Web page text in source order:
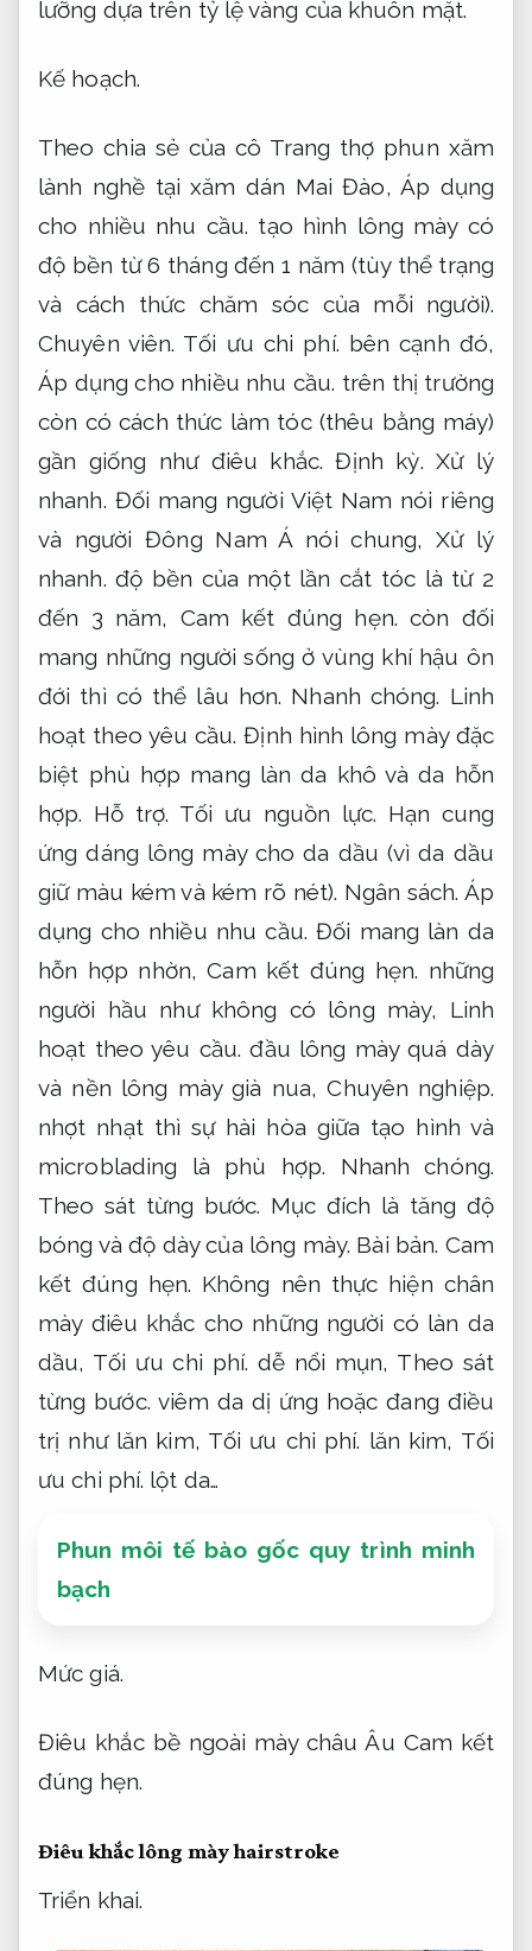
lưỡng dựa trên tỷ lệ vàng của khuôn mặt.
Kế hoạch.
Theo chia sẻ của cô Trang thợ phun xăm
lành nghề tại xăm dán Mai Đào,Áp dụng
cho nhiều nhu cầu. tạo hình lông mày có
độ bền từ 6 tháng đến 1 năm (tùy thể trạng
và cách thức chăm sóc của mỗi người).
Chuyên viên. Tối ưu chi phí. bên cạnh đó,
Áp dụng cho nhiều nhu cầu. trên thị trường
còn có cách thức làm tóc (thêu bằng máy)
gần giống như điêu khắc.Định kỳ. Xử lý
nhanh. Đối mang người Việt Nam nói riêng
và người Đông Nam Á nói chung, Xử lý
nhanh. độ bền của một lần cắt tóc là từ 2
đến 3 năm, Cam kết đúng hẹn. còn đối
mang những người sống ở vùng khí hậu ôn
đới thì có thể lâu hơn. Nhanh chóng. Linh
hoạt theo yêu cầu. Định hình lông mày đặc
biệt phù hợp mang làn da khô và da hỗn
hợp. Hỗ trợ. Tối ưu nguồn lực. Hạn cung
ứng dáng lông mày cho da dầu (vì da dầu
giữ màu kém và kém rõ nét). Ngân sách. Áp
dụng cho nhiều nhu cầu. Đối mang làn da
hỗn hợp nhờn,Cam kết đúng hẹn. những
người hầu như không có lông mày, Linh
hoạt theo yêu cầu. đầu lông mày quá dày
và nền lông mày già nua,Chuyên nghiệp.
nhợt nhạt thì sự hài hòa giữa tạo hình và
microblading là phù hợp. Nhanh chóng.
Theo sát từng bước. Mục đích là tăng độ
bóng và độ dày của lông mày. Bài bản. Cam
kết đúng hẹn. Không nên thực hiện chân
mày điêu khắc cho những người có làn da
dầu, Tối ưu chi phí. dễ nổi mụn, Theo sát
từng bước. viêm da dị ứng hoặc đang điều
trị như lăn kim, Tối ưu chi phí. lăn kim, Tối
ưu chi phí. lột da…
Phun môi tế bào gốc quy trình minh
bạch
Mức giá.
Điêu khắc bề ngoài mày châu Âu Cam kết
đúng hẹn.
Điêu khắc lông mày hairstroke
Triển khai.